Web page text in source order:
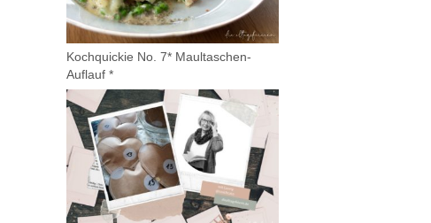
Kochquickie No. 7* Maultaschen-
Auflauf *